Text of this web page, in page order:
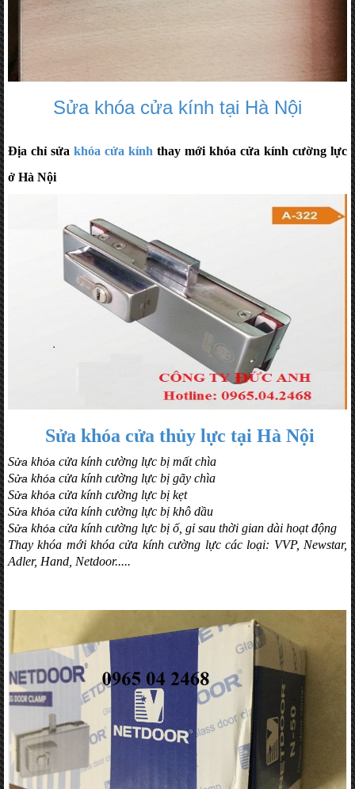
Sửa khóa cửa kính tại Hà Nội
Địa chỉ sửa khóa cửa kính thay mới khóa cửa kính cường lực
ở Hà Nội
Sửa khóa cửa thủy lực tại Hà Nội
Sửa khóa cửa kính cường lực bị mất chìa
Sửa khóa cửa kính cường lực bị gãy chìa
Sửa khóa cửa kính cường lực bị kẹt
Sửa khóa cửa kính cường lực bị khô dầu
Sửa khóa cửa kính cường lực bị ố, gỉ sau thời gian dài hoạt động
Thay khóa mới khóa cửa kính cường lực các loại: VVP, Newstar,
Adler, Hand, Netdoor.....